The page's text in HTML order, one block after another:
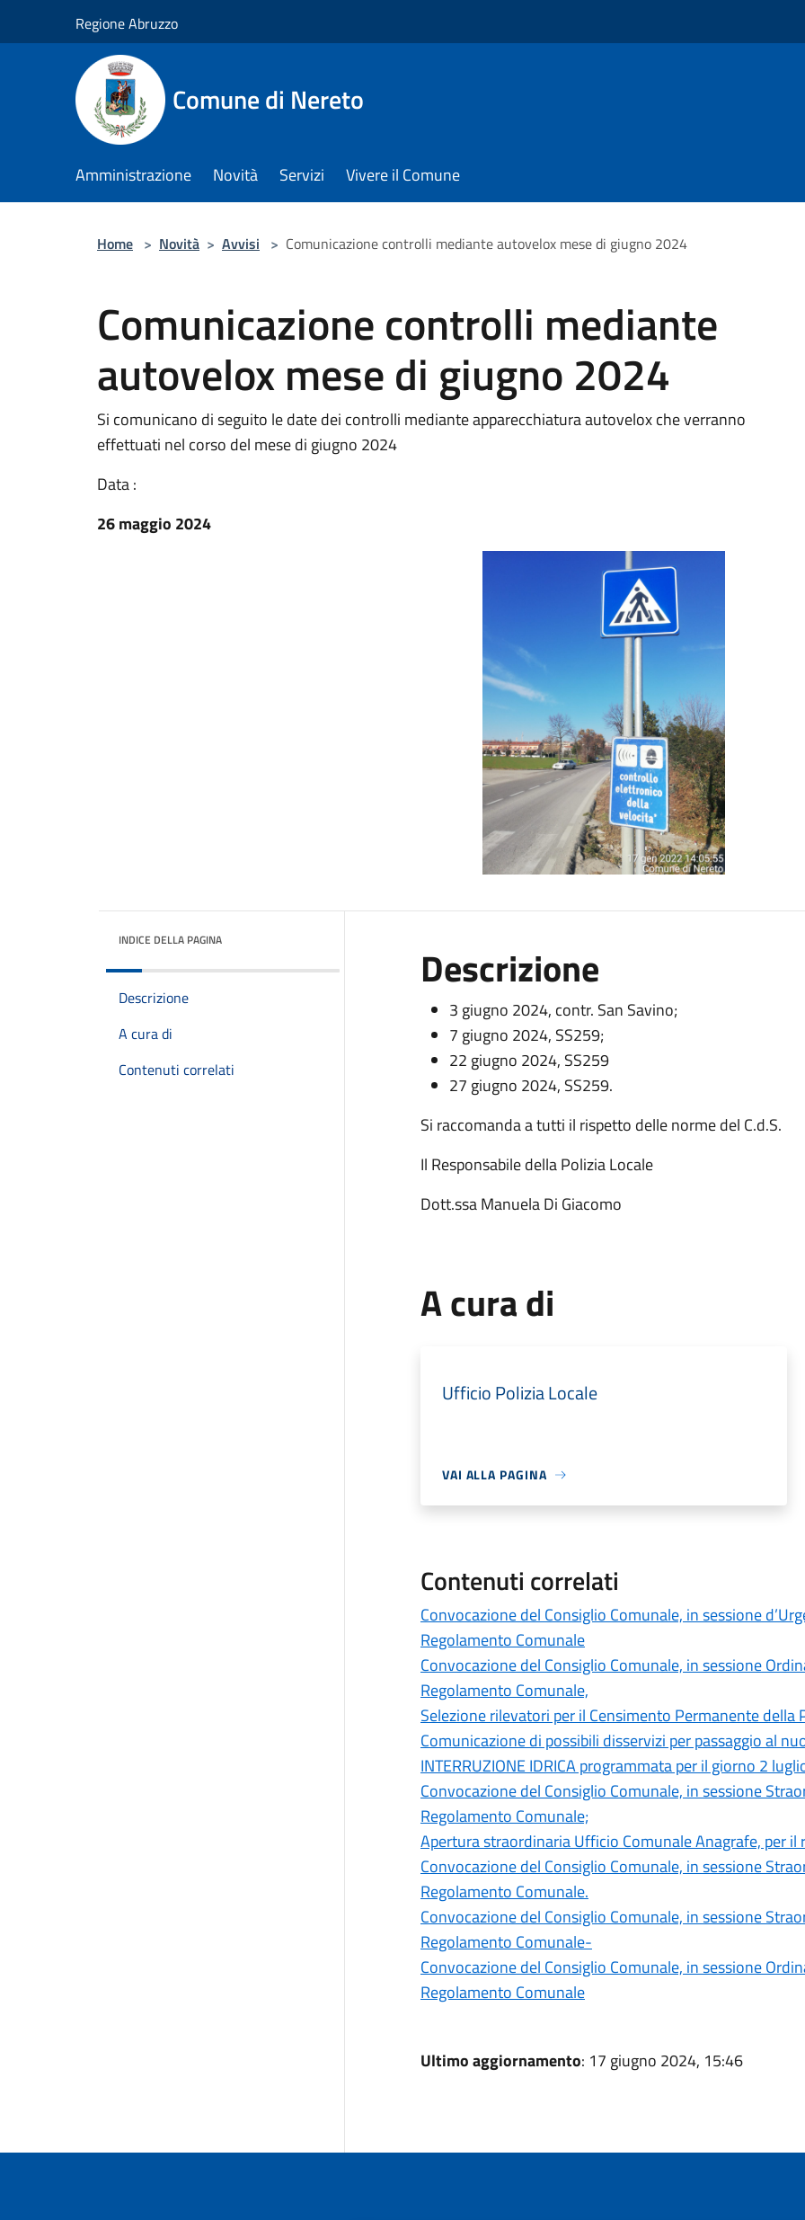
Regione Abruzzo
Comune di Nereto
Amministrazione Novità Servizi Vivere il Comune
Home > Novità > Avvisi > Comunicazione controlli mediante autovelox mese di giugno 2024
Comunicazione controlli mediante
autovelox mese di giugno 2024
Si comunicano di seguito le date dei controlli mediante apparecchiatura autovelox che verranno
effettuati nel corso del mese di giugno 2024
Data :
26 maggio 2024
INDICE DELLA PAGINA
Descrizione
A cura di
Contenuti correlati
Descrizione
3 giugno 2024, contr. San Savino;
7 giugno 2024, SS259;
22 giugno 2024, SS259
27 giugno 2024, SS259.
Si raccomanda a tutti il rispetto delle norme del C.d.S.
Il Responsabile della Polizia Locale
Dott.ssa Manuela Di Giacomo
A cura di
Ufficio Polizia Locale
VAI ALLA PAGINA
Contenuti correlati
Convocazione del Consiglio Comunale, in sessione
Regolamento Comunale
Convocazione del Consiglio Comunale, in sessione
Regolamento Comunale,
Selezione rilevatori per il Censimento Permanente della
Comunicazione di possibili disservizi per passaggio al
INTERRUZIONE IDRICA programmata per il giorno 2
Convocazione del Consiglio Comunale, in sessione
Regolamento Comunale;
Apertura straordinaria Ufficio Comunale Anagrafe, per
Convocazione del Consiglio Comunale, in sessione
Regolamento Comunale.
Convocazione del Consiglio Comunale, in sessione
Regolamento Comunale-
Convocazione del Consiglio Comunale, in sessione
Regolamento Comunale
Ultimo aggiornamento: 17 giugno 2024, 15:46